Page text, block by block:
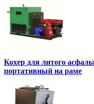
Кохер для литого
портативный на раме